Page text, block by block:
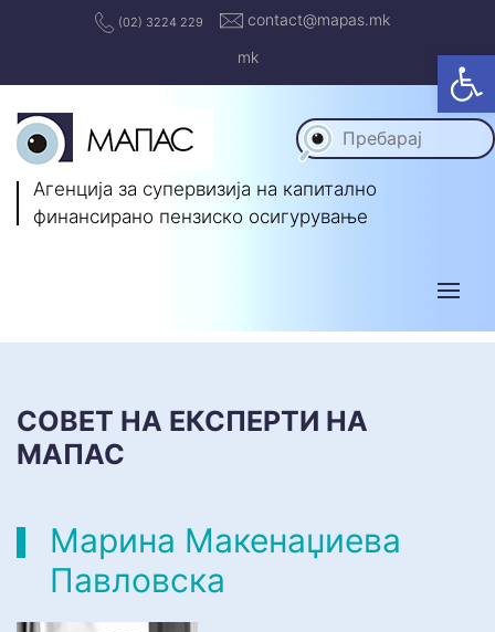
(02) 3224 229
contact@mapas.mk
mk
Агенција за супервизија на капитално
финансирано пензиско осигурување
СОВЕТ НА ЕКСПЕРТИ НА
МАПАС
Марина Макенаџиева
Павловска